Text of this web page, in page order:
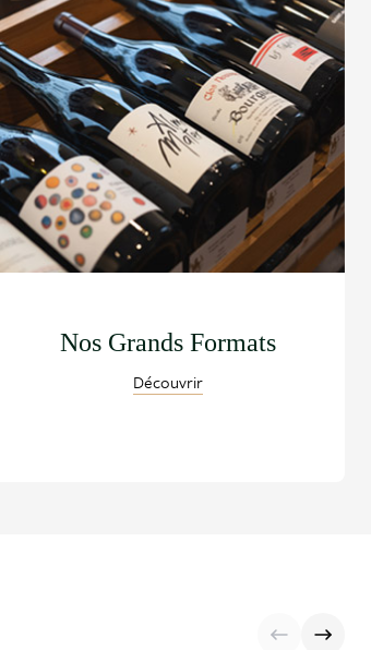
Nos Grands Formats
Découvrir